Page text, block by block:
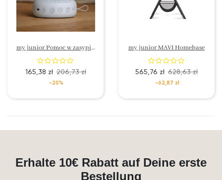
my junior Pomoc w zasypianiu – Biały szum z lampką nocną
165,38 zł 206,73 zł
-20%
my junior MAVI Homebase
565,76 zł 628,63 zł
-62,87 zł
Erhalte 10€ Rabatt auf Deine erste
Bestellung